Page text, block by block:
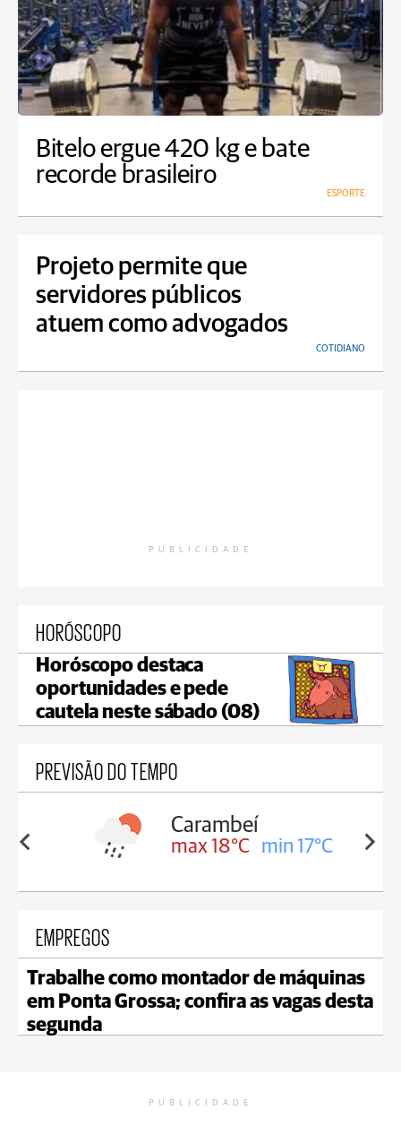
Bitelo ergue 420 kg e bate
recorde brasileiro
ESPORTE
Projeto permite que
servidores públicos
atuem como advogados
COTIDIANO
PUBLICIDADE
HORÓSCOPO
Horóscopo destaca
oportunidades e pede
cautela neste sábado (08)
PREVISÃO DO TEMPO
18°C
Carambeí
max 18°C min 17°C
EMPREGOS
Trabalhe como montador de máquinas
em Ponta Grossa; confira as vagas desta
segunda
PUBLICIDADE